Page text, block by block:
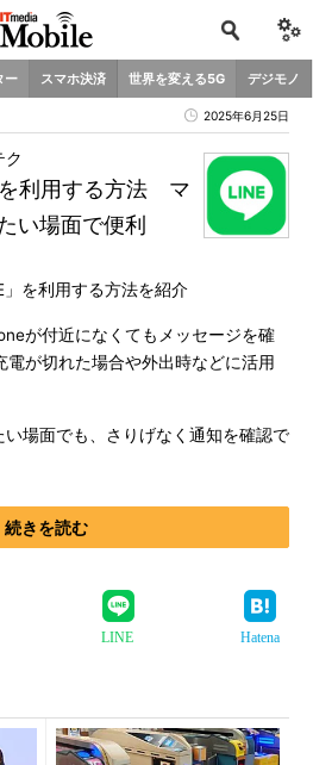
ー スマホ決済 世界を変える5G デジモノ
2025年6月25日
利用する方法 マ
い場面で便利
ク
を利用する方法を紹介
が付近になくてもメッセージを確
電が切れた場合や外出時などに活用
場面でも、さりげなく通知を確認で
続きを読む
LINE Hatena